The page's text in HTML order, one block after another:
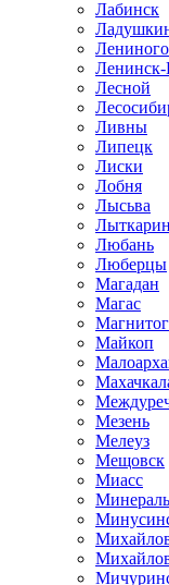
Лабинск
Ленинск-
Лесной
Ливны
Липецк
Лиски
Лобня
Лысьва
Любань
Люберцы
Магадан
Магас
Майкоп
Мезень
Мелеуз
Мещовск
Миасс